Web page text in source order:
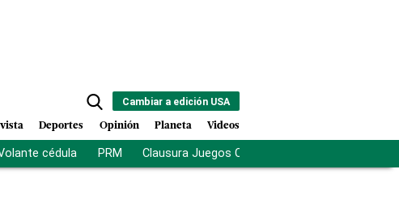
Cambiar a edición USA
Deportes Opinión Planeta Videos
cédula PRM Clausura Juegos Centroamericanos